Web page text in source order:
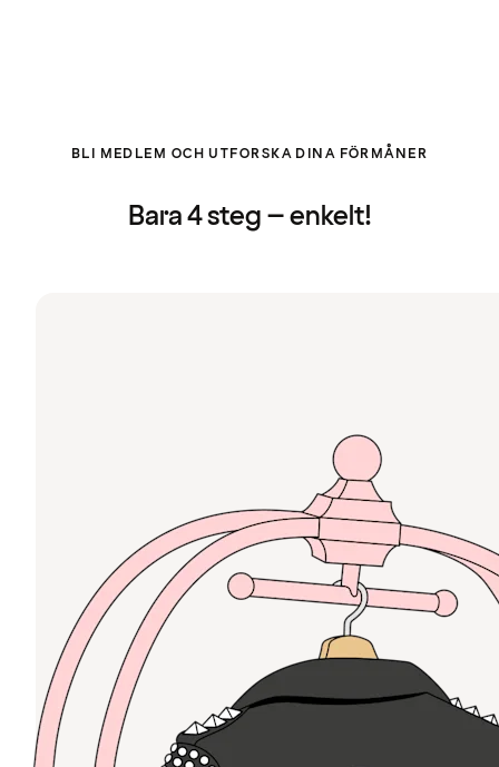
BLI MEDLEM OCH UTFORSKA DINA FÖRMÅNER
Bara 4 steg – enkelt!